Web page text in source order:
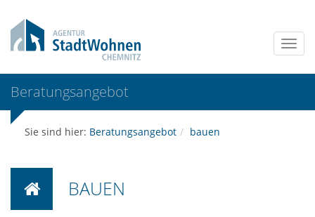
Beratungs­angebot
Sie sind hier: Beratungsangebot bauen
BAUEN